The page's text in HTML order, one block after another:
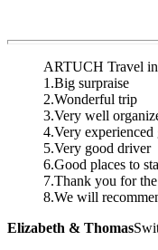
ARTUCH Travel
1.Big surpraise
2.Wonderful trip
3.Very well
4.Very experienced
5.Very good driver
6.Good places to
7.Thank you for
8.We will
Elizabeth & Thomas